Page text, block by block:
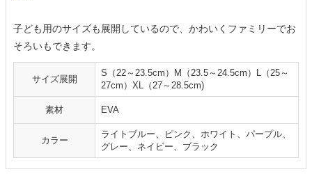
子ども用のサイズも展開しているので、かわいくファミリーでお
そろいもできます。
サイズ展開
S（22～23.5cm）M（23.5～24.5cm）L（25～
27cm）XL（27～28.5cm)
素材 EVA
カラー
ライトブルー、ピンク、ホワイト、パープル、
グレー、ネイビー、ブラック